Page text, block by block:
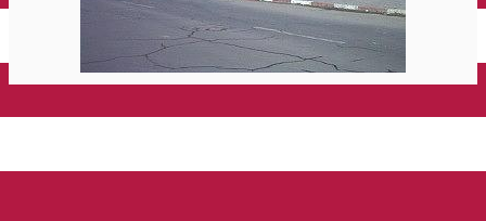
Închirieri auto
Închirieri biciclete
Încărcare vehicule electrice